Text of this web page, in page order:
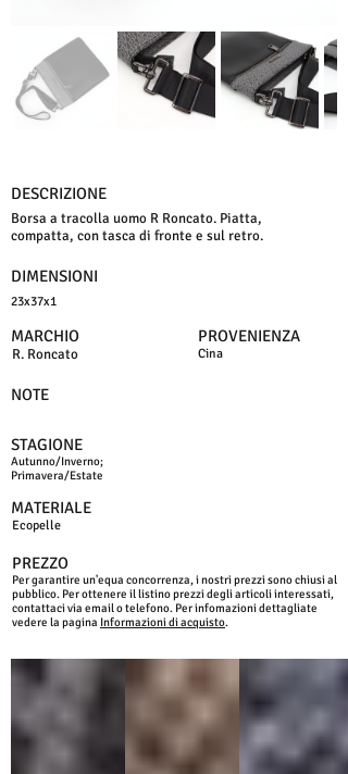
DESCRIZIONE
Borsa a tracolla uomo R Roncato. Piatta,
compatta, con tasca di fronte e sul retro.
DIMENSIONI
23x37x1
MARCHIO
R. Roncato
PROVENIENZA
Cina
NOTE
STAGIONE
Autunno/Inverno;
Primavera/Estate
MATERIALE
Ecopelle
PREZZO
Per garantire un'equa concorrenza, i nostri prezzi sono chiusi al
pubblico. Per ottenere il listino prezzi degli articoli interessati,
contattaci via email o telefono. Per infomazioni dettagliate
vedere la pagina Informazioni di acquisto.
NERO